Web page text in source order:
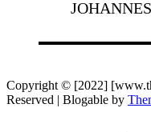
Copyright © [2022]
Reserved | Blogable by